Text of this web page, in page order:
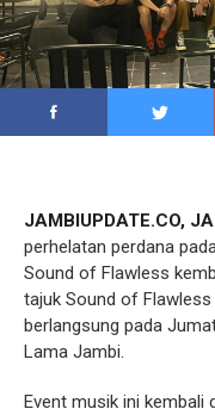
JAMBIUPDATE.CO,
perhelatan perdana
Sound of Flawless
tajuk Sound of Flawless
berlangsung pada
Lama Jambi.
Event musik ini kembali